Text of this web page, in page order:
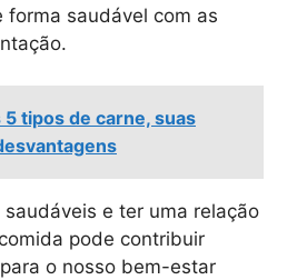
forma saudável com as
5 tipos de carne, suas
saudáveis e ter uma relação
pode contribuir
o nosso bem-estar